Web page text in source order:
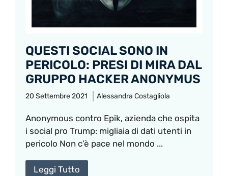
QUESTI SOCIAL SONO IN
PERICOLO: PRESI DI MIRA DAL
GRUPPO HACKER ANONYMUS
20 Settembre 2021 Alessandra Costagliola
Anonymous contro Epik, azienda che ospita
i social pro Trump: migliaia di dati utenti in
pericolo Non c’è pace nel mondo ...
Leggi Tutto